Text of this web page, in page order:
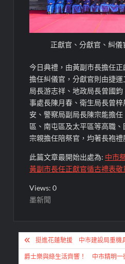
正獻官、分獻官、糾
今日典禮，由黃副市長擔任
擔任糾儀官，分獻官則由捷
局長游志祥、地政局長曾國
事處長陳月春、衛生局長曾
安、警察局副局長陳宗能擔
區、南屯區及太平區等高職
宗親擔任陪祭官，均著長袍禮
此篇文章最開始出處為: 中市
黃副市長任正獻官循古禮表敬
Views: 0
墨新聞
文
章
挺進花蓮馳援 中市建設局重機
爵士樂與綠生活齊響！ 中市精明一